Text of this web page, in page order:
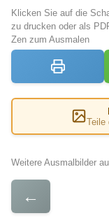
Klicken Sie auf die
zu drucken oder als
Zen zum Ausmalen
Teile
Weitere Ausmalbilder
←